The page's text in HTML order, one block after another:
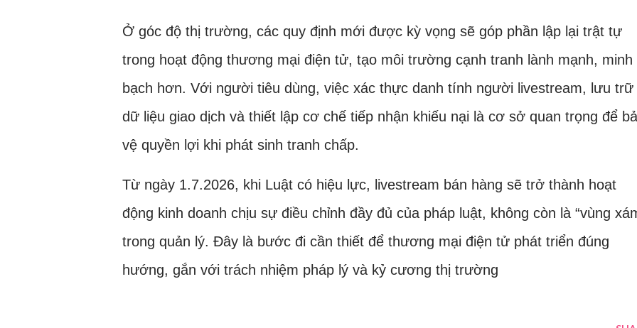
Ở góc độ thị trường, các quy định mới được kỳ vọng sẽ góp phần lập lại trật tự
trong hoạt động thương mại điện tử, tạo môi trường cạnh tranh lành mạnh, minh
bạch hơn. Với người tiêu dùng, việc xác thực danh tính người livestream, lưu trữ
dữ liệu giao dịch và thiết lập cơ chế tiếp nhận khiếu nại là cơ sở quan trọng để
vệ quyền lợi khi phát sinh tranh chấp.
Từ ngày 1.7.2026, khi Luật có hiệu lực, livestream bán hàng sẽ trở thành hoạt
động kinh doanh chịu sự điều chỉnh đầy đủ của pháp luật, không còn là “vùng
trong quản lý. Đây là bước đi cần thiết để thương mại điện tử phát triển đúng
hướng, gắn với trách nhiệm pháp lý và kỷ cương thị trường